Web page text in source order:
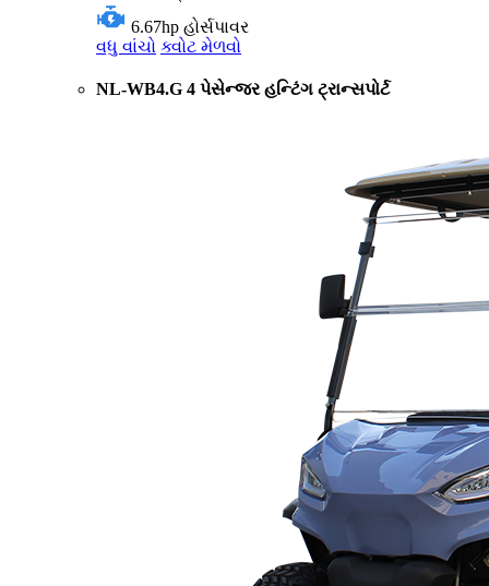
6.67hp હોર્સપાવર
વધુ વાંચો ક્વોટ મેળવો
NL-WB4.G 4 પેસેન્જર હન્ટિંગ ટ્રાન્સપોર્ટ